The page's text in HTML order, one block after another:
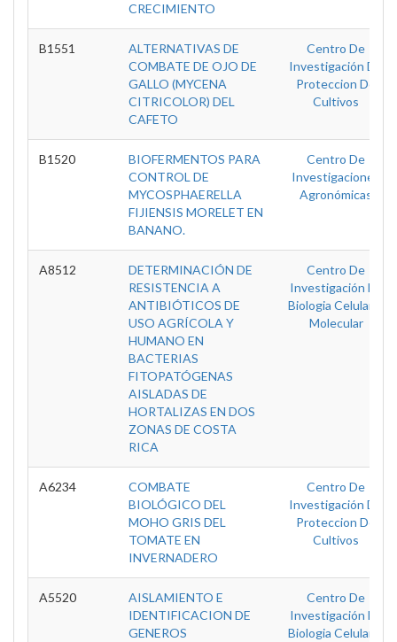
CRECIMIENTO
B1551
ALTERNATIVAS DE
COMBATE DE OJO DE
GALLO (MYCENA
CITRICOLOR) DEL
CAFETO
Centro De
Investigación De
Proteccion De
Cultivos
B1520
BIOFERMENTOS PARA
CONTROL DE
MYCOSPHAERELLA
FIJIENSIS MORELET EN
BANANO.
Centro De
Investigaciones
Agronómicas
A8512
DETERMINACIÓN DE
RESISTENCIA A
ANTIBIÓTICOS DE
USO AGRÍCOLA Y
HUMANO EN
BACTERIAS
FITOPATÓGENAS
AISLADAS DE
HORTALIZAS EN DOS
ZONAS DE COSTA
RICA
Centro De
Investigación En
Biologia Celular Y
Molecular
A6234
COMBATE
BIOLÓGICO DEL
MOHO GRIS DEL
TOMATE EN
INVERNADERO
Centro De
Investigación De
Proteccion De
Cultivos
A5520
AISLAMIENTO E
IDENTIFICACION DE
GENEROS
Centro De
Investigación En
Biologia Celular Y